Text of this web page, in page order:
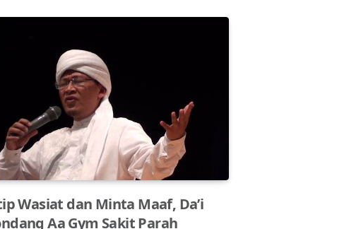
Wasiat dan Minta Maaf, Da’i
Aa Gym Sakit Parah